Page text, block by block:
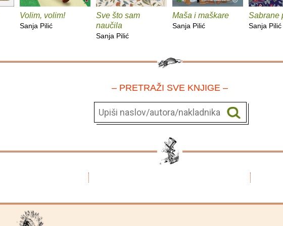
Volim, volim!
Sanja Pilić
Sve što sam
naučila
Sanja Pilić
Maša i maškare
Sanja Pilić
Sabrane
Sanja Pilić
– PRETRAŽI SVE KNJIGE –